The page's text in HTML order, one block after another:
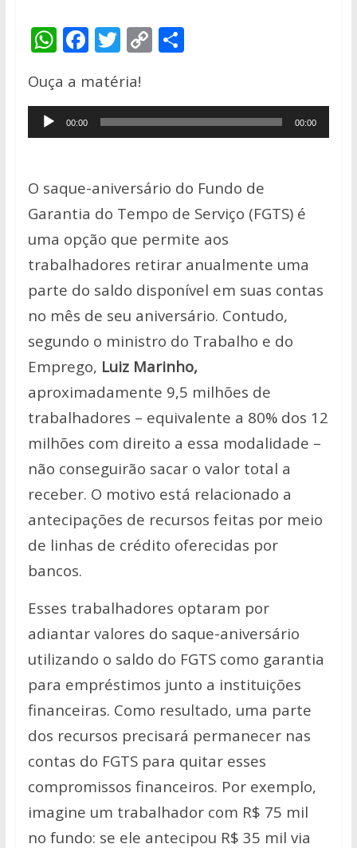
W
at
s
A
p
F
e
b
o
k
T
itt
er
C
y
Li
k
S
e
Ouça a matéria!
Tocador
de
00:00 00:00
O saque-aniversário do Fundo de
Garantia do Tempo de Serviço (FGTS) é
uma opção que permite aos
trabalhadores retirar anualmente uma
parte do saldo disponível em suas contas
no mês de seu aniversário. Contudo,
segundo o ministro do Trabalho e do
Emprego, Luiz Marinho,
aproximadamente 9,5 milhões de
trabalhadores – equivalente a 80% dos 12
milhões com direito a essa modalidade –
não conseguirão sacar o valor total a
receber. O motivo está relacionado a
antecipações de recursos feitas por meio
de linhas de crédito oferecidas por
bancos.
Esses trabalhadores optaram por
adiantar valores do saque-aniversário
utilizando o saldo do FGTS como garantia
para empréstimos junto a instituições
financeiras. Como resultado, uma parte
dos recursos precisará permanecer nas
contas do FGTS para quitar esses
compromissos financeiros. Por exemplo,
imagine um trabalhador com R$ 75 mil
no fundo: se ele antecipou R$ 35 mil via